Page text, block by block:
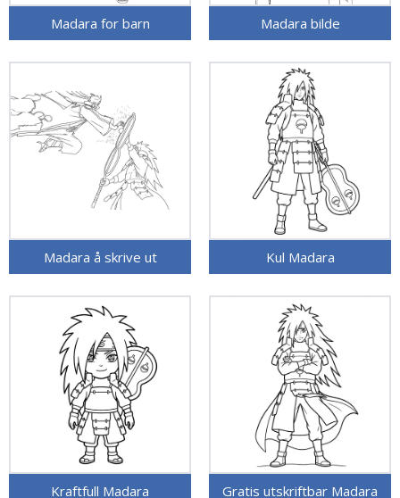
Madara for barn Madara bilde
Madara å skrive ut Kul Madara
Kraftfull Madara Gratis utskriftbar Madara